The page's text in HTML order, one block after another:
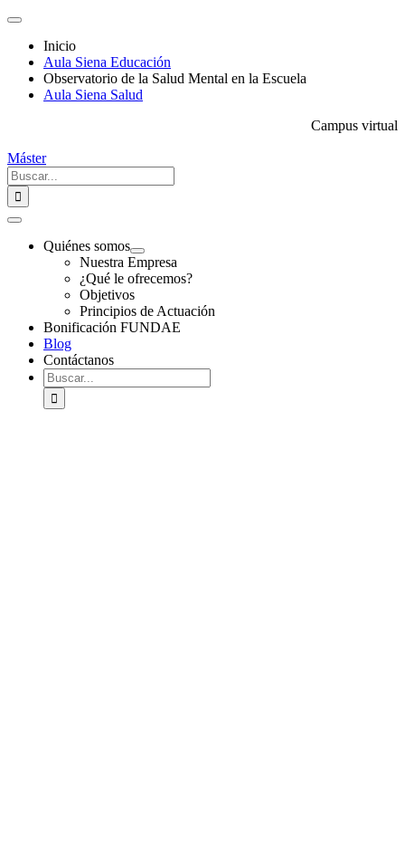
Saltar
contenido
Toggle
Navigation
Inicio
Aula Siena Educación
Observatorio de la Salud Mental en la Escuela
Aula Siena Salud
Campus virtual
Máster
Buscar:
Toggle
NavigationQuiénes somos
Nuestra Empresa
¿Qué le ofrecemos?
Objetivos
Principios de Actuación
Bonificación FUNDAE
Blog
Contáctanos
Buscar: